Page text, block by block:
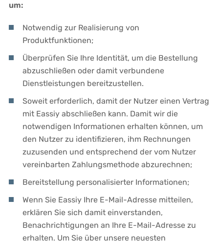
um:
Notwendig zur Realisierung von
Produktfunktionen;
Überprüfen Sie Ihre Identität, um die Bestellung
abzuschließen oder damit verbundene
Dienstleistungen bereitzustellen.
Soweit erforderlich, damit der Nutzer einen Vertrag
mit Eassiy abschließen kann. Damit wir die
notwendigen Informationen erhalten können, um
den Nutzer zu identifizieren, ihm Rechnungen
zuzusenden und entsprechend der vom Nutzer
vereinbarten Zahlungsmethode abzurechnen;
Bereitstellung personalisierter Informationen;
Wenn Sie Eassiy Ihre E-Mail-Adresse mitteilen,
erklären Sie sich damit einverstanden,
Benachrichtigungen an Ihre E-Mail-Adresse zu
erhalten. Um Sie über unsere neuesten